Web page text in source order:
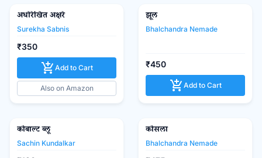
अधोरेखित अक्षरे
Surekha Sabnis
₹350
add_shopping_cart Add to Cart
Also on Amazon
Popular Prakashan
झूल
Bhalchandra Nemade
₹450
add_shopping_cart Add to Cart
Mouj Prakashan Gruh
कोबाल्ट ब्लू
Sachin Kundalkar
Popular Prakashan
कोसला
Bhalchandra Nemade